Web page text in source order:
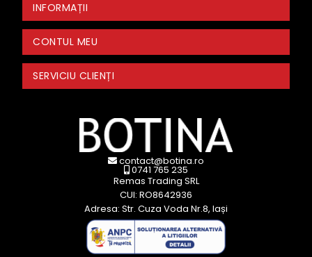
INFORMAȚII
CONTUL MEU
SERVICIU CLIENȚI
contact@botina.ro
0741 765 235
Remas Trading SRL
CUI: RO8642936
Adresa: Str. Cuza Voda Nr.8, Iași